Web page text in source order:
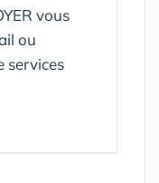
vous
ou
services